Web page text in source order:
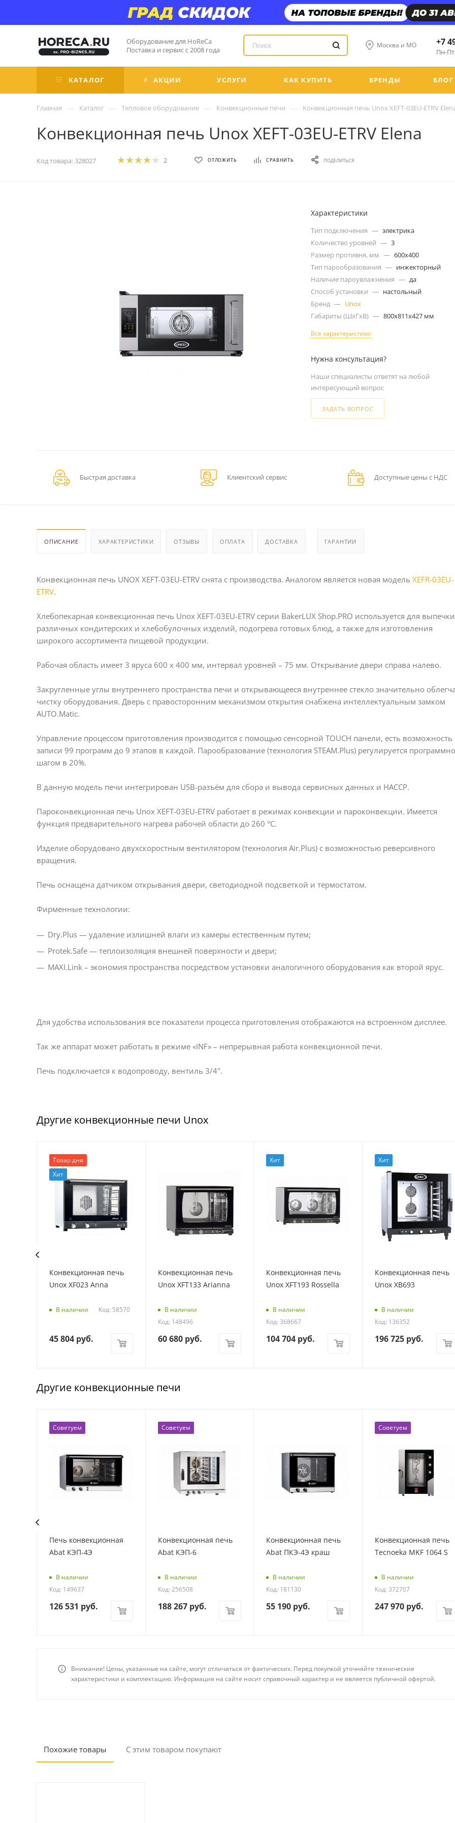
Оборудование для HoReCa
Поставка и сервис с 2008 года
Москва и МО +7
Пн-
КАТАЛОГ АКЦИИ УСЛУГИ КАК КУПИТЬ БРЕНДЫ БЛОГ
Главная — Каталог — Тепловое оборудование — Конвекционные печи — Конвекционная печь Unox XEFT-03EU-ETRV
Конвекционная печь Unox XEFT-03EU-ETRV Elena
Код товара: 328027 2 ОТЛОЖИТЬ СРАВНИТЬ ПОДЕЛИТЬСЯ
Характеристики
Тип подключения — электрика
Количество уровней — 3
Размер противня, мм — 600х400
Тип парообразования — инжекторный
Наличие пароувлажнения — да
Способ установки — настольный
Бренд — Unox
Габариты (ШxГxВ) — 800x811x427 мм
Все характеристики
Нужна консультация?
Наши специалисты ответят на любой
интересующий вопрос
ЗАДАТЬ ВОПРОС
Быстрая доставка Клиентский сервис Доступные цены с НДС
ОПИСАНИЕ ХАРАКТЕРИСТИКИ ОТЗЫВЫ ОПЛАТА ДОСТАВКА ГАРАНТИИ
Конвекционная печь UNOX XEFT-03EU-ETRV снята с производства. Аналогом является новая модель XEFR-03EU-
ETRV.
Хлебопекарная конвекционная печь Unox XEFT-03EU-ETRV серии BakerLUX Shop.PRO используется для выпечки
различных кондитерских и хлебобулочных изделий, подогрева готовых блюд, а также для изготовления
широкого ассортимента пищевой продукции.
Рабочая область имеет 3 яруса 600 х 400 мм, интервал уровней – 75 мм. Открывание двери справа налево.
Закругленные углы внутреннего пространства печи и открывающееся внутреннее стекло значительно
чистку оборудования. Дверь с правосторонним механизмом открытия снабжена интеллектуальным замком
AUTO.Matic.
Управление процессом приготовления производится с помощью сенсорной TOUCH панели, есть возможность
записи 99 программ до 9 этапов в каждой. Парообразование (технология STEAM.Plus) регулируется
шагом в 20%.
В данную модель печи интегрирован USB-разъём для сбора и вывода сервисных данных и НАССР.
Пароконвекционная печь Unox XEFT-03EU-ETRV работает в режимах конвекции и пароконвекции. Имеется
функция предварительного нагрева рабочей области до 260 °С.
Изделие оборудовано двухскоростным вентилятором (технология Air.Plus) с возможностью реверсивного
вращения.
Печь оснащена датчиком открывания двери, светодиодной подсветкой и термостатом.
Фирменные технологии:
Dry.Plus — удаление излишней влаги из камеры естественным путем;
Protek.Safe — теплоизоляция внешней поверхности и двери;
MAXI.Link – экономия пространства посредством установки аналогичного оборудования как второй ярус.
Для удобства использования все показатели процесса приготовления отображаются на встроенном дисплее.
Так же аппарат может работать в режиме «INF» – непрерывная работа конвекционной печи.
Печь подключается к водопроводу, вентиль 3/4".
Другие конвекционные печи Unox
Товар дня
Хит
Конвекционная печь
Unox XF023 Anna
В наличии Код: 58570
45 804руб.
Конвекционная печь
Unox XFT133 Arianna
В наличии
Код: 148496
60 680руб.
Хит
Конвекционная печь
Unox XFT193 Rossella
В наличии
Код: 368667
104 704 руб.
Хит
Конвекционная печь
Unox XB693
В наличии
Код: 136352
196 725 руб.
Другие конвекционные печи
Советуем
Печь конвекционная
Abat КЭП-4Э
В наличии
Код: 149637
126 531 руб.
Советуем
Конвекционная печь
Abat КЭП-6
В наличии
Код: 256508
188 267руб.
Конвекционная печь
Abat ПКЭ-4Э краш
В наличии
Код: 181130
55 190 руб.
Советуем
Конвекционная печь
Tecnoeka MKF 1064 S
В наличии
Код: 372707
247 970 руб.
Внимание! Цены, указанные на сайте, могут отличаться от фактических. Перед покупкой уточняйте технические
характеристики и комплектацию. Информация на сайте носит справочный характер и не является публичной офертой.
Похожие товары С этим товаром покупают